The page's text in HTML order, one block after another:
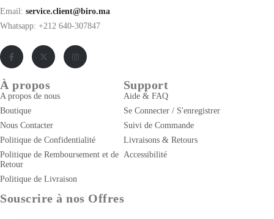
Email: service.client@biro.ma
Whatsapp: +212 640-307847
À propos
A propos de nous
Boutique
Nous Contacter
Politique de Confidentialité
Politique de Remboursement et de
Retour
Politique de Livraison
Support
Aide & FAQ
Se Connecter / S'enregistrer
Suivi de Commande
Livraisons & Retours
Accessibilité
Souscrire à nos Offres